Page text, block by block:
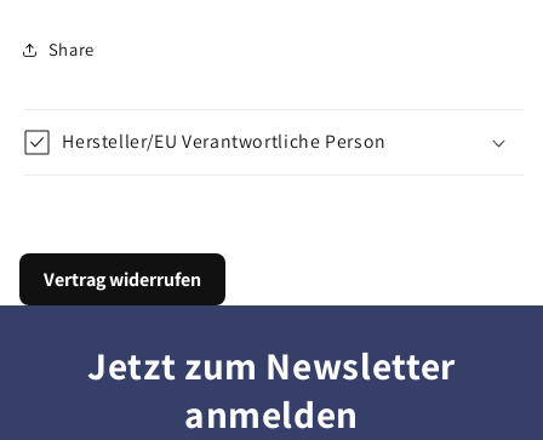
Share
Hersteller/EU Verantwortliche Person
Vertrag widerrufen
Jetzt zum Newsletter
anmelden